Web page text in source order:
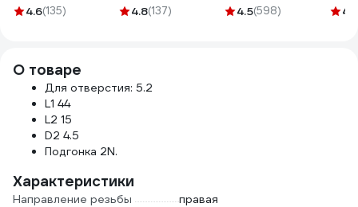
110 с
4.6(135)
Р6М5К5; класс А1)
4.8(137)
4.5(598) 4
О товаре
Для отверстия: 5.2
L1 44
L2 15
D2 4.5
Подгонка 2N.
Характеристики
Направление резьбы
правая